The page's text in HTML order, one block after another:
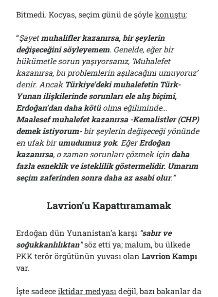
Bitmedi. Kocyas, seçim günü de şöylekonuştu:
“Şayetmuhalifler kazanırsa, bir şeylerin
değişeceğini söyleyemem. Genelde, eğer bir
hükümetle sorun yaşıyorsanız, ‘Muhalefet
kazanırsa, bu problemlerin aşılacağını umuyoruz’
denir. Ancak Türkiye’deki muhalefetin Türk-
Yunan ilişkilerinde sorunları ele alış biçimi,
Erdoğan’dan daha kötüolma eğiliminde…
Maalesef muhalefet kazanırsa -Kemalistler (CHP)
demek istiyorum-bir şeylerin değişeceği yönünde
en ufak birumudumuz yok. EğerErdoğan
kazanırsa, o zaman sorunları çözmek içindaha
fazla esneklik ve isteklilik göstermelidir. Umarım
seçim zaferinden sonra daha az asabi olur.”
Lavrion’u Kapattıramamak
Erdoğan dün Yunanistan’a karşı “sabır ve
soğukkanlılıktan”söz etti ya; malum, bu ülkede
PKK terör örgütünün yuvası olanLavrion Kampı
var.
İşte sadeceiktidar medyası değil, bazı bakanlar da